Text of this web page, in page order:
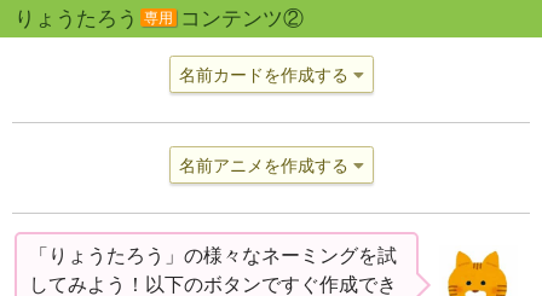
りょうたろう 専用 コンテンツ②
名前カードを作成する
名前アニメを作成する
「りょうたろう」の様々なネーミングを試
してみよう！以下のボタンですぐ作成でき